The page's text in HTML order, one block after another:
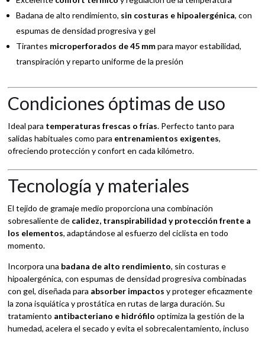
Badana de alto rendimiento, sin costuras e hipoalergénica, con
espumas de densidad progresiva y gel
Tirantes microperforados de 45 mmpara mayor estabilidad,
transpiración y reparto uniforme de la presión
Condiciones óptimas de uso
Ideal para temperaturas frescas o frías. Perfecto tanto para
salidas habituales como para entrenamientos exigentes,
ofreciendo protección y confort en cada kilómetro.
Tecnología y materiales
El tejido de gramaje medio proporciona una combinación
sobresaliente de calidez, transpirabilidad y protección frente a
los elementos, adaptándose al esfuerzo del ciclista en todo
momento.
Incorpora una badana de alto rendimiento, sin costuras e
hipoalergénica, con espumas de densidad progresiva combinadas
con gel, diseñada para absorber impactos y proteger eficazmente
la zona isquiática y prostática en rutas de larga duración. Su
tratamiento antibacteriano e hidrófilo optimiza la gestión de la
humedad, acelera el secado y evita el sobrecalentamiento, incluso